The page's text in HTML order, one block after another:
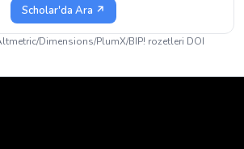
Scholar'da Ara ↗
Dimensions/PlumX/BIP! rozetleri DOI